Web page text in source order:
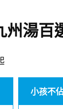
湯百
小孩不